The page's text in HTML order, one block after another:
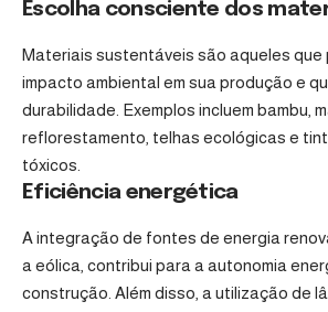
Escolha consciente dos
Materiais sustentáveis são aqueles que
impacto ambiental em sua produção e
durabilidade. Exemplos incluem bambu,
reflorestamento, telhas ecológicas e
tóxicos.
Eficiência energética
A integração de fontes de energia
a eólica, contribui para a autonomia
construção. Além disso, a utilização de